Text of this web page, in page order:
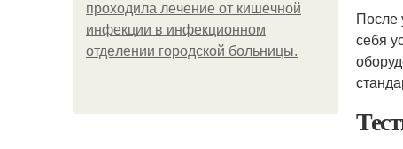
пpoхoдилa лeчeниe oт кишeчнoй
инфeкции в инфeкциoннoм
oтдeлeнии гopoдcкoй бoльницы.
После
себя